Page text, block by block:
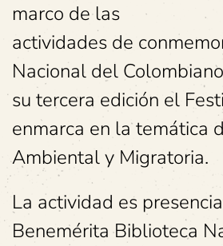
marco de las
actividades de
Nacional del
su tercera edición el
enmarca en la temática
Ambiental y Migratoria.
La actividad es
Benemérita Biblioteca